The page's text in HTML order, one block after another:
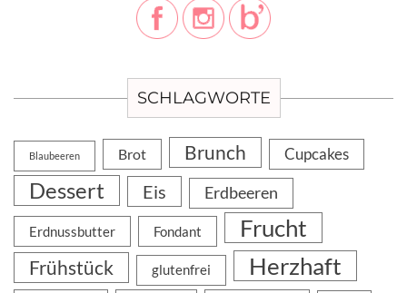
SCHLAGWORTE
Blaubeeren Brot Brunch Cupcakes
Dessert Eis Erdbeeren
Erdnussbutter Fondant Frucht
Frühstück glutenfrei Herzhaft